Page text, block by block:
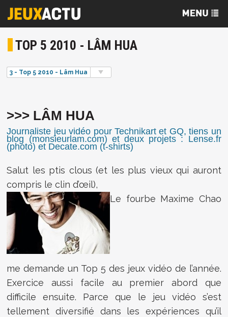
TOP 5 2010 - LÂM HUA
3 - Top 5 2010 - Lâm Hua
>>> LÂM HUA
Journaliste jeu vidéo pour Technikart et GQ, tiens un
blog (monsieurlam.com) et deux projets : Lense.fr
(photo) et Decate.com (t-shirts)
Salut les ptis clous (et les plus vieux qui auront
compris le clin d’œil),
Le fourbe Maxime Chao
me demande un Top 5 des jeux vidéo de l’année.
Exercice aussi facile au premier abord que
difficile ensuite. Parce que le jeu vidéo s’est
tellement diversifié dans les expériences qu’il